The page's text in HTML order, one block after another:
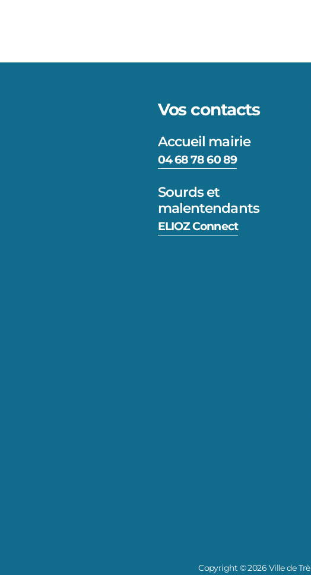
Vos contacts
Accueil mairie
04 68 78 60 89
Sourds et
malentendants
ELIOZ Connect
Copyright © 2026 Ville de